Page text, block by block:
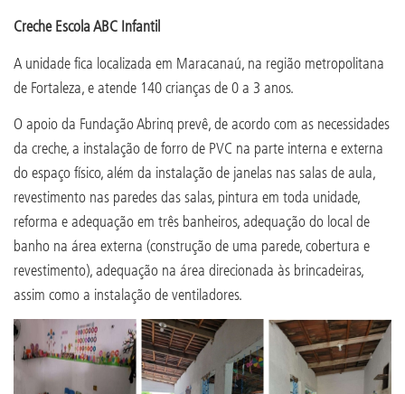
Creche Escola ABC Infantil
A unidade fica localizada em Maracanaú, na região metropolitana
de Fortaleza, e atende 140 crianças de 0 a 3 anos.
O apoio da Fundação Abrinq prevê, de acordo com as necessidades
da creche, a instalação de forro de PVC na parte interna e externa
do espaço físico, além da instalação de janelas nas salas de aula,
revestimento nas paredes das salas, pintura em toda unidade,
reforma e adequação em três banheiros, adequação do local de
banho na área externa (construção de uma parede, cobertura e
revestimento), adequação na área direcionada às brincadeiras,
assim como a instalação de ventiladores.